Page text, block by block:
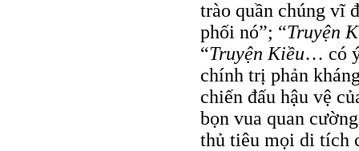
trào quần chúng vĩ
phối nó”; “Truyện
“Truyện Kiều… có ý
chính trị phản
chiến đấu hậu vệ
bọn vua quan
thủ tiêu mọi di tích